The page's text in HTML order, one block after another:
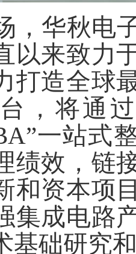
，华秋电
以来致力
打造全球
，将通
一站式
绩效，链
和资本项
集成电路
基础研究